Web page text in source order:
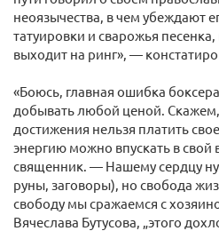
неоязычества, в чем убеждают
татуировки и сварожья
выходит на ринг», —
«Боюсь, главная ошибка
добывать любой ценой.
достижения нельзя платить
энергию можно впускать в
священник. — Нашему сердцу
руны, заговоры), но свобода
свободу мы сражаемся с
Вячеслава Бутусова, „этого